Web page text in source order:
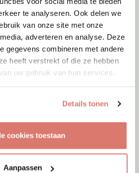
te analyseren. Ook delen we
van onze site met onze
adverteren en analyse. Deze
gegevens combineren met andere
heeft verstrekt of die ze hebben
uw gebruik van hun services.
Details tonen
cookies toestaan
Aanpassen